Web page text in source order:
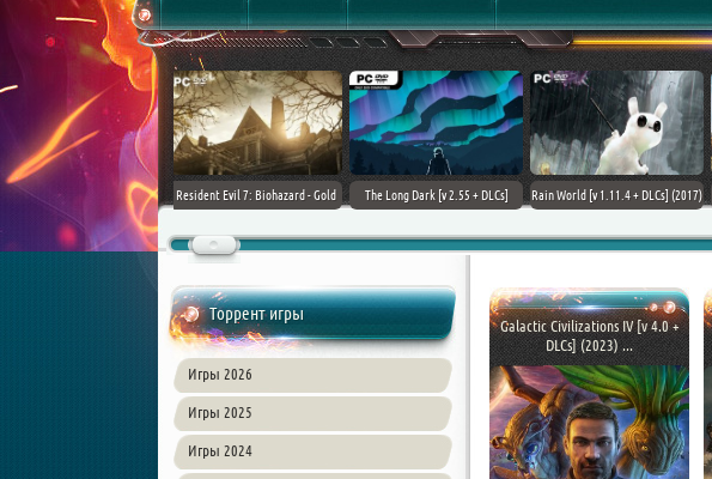
World [v 1.11.4 + DLCs] (2017)
PC | Лицензия
TheHunter: Call of the Wild [+
Downward: Enhanced Edition
Field of Glory II [+ DLCs] (2017) PC |
Торрент игры
Игры 2026
Игры 2025
Игры 2024
Galactic Civilizations IV [v 4.0 +
DLCs] (2023) ...